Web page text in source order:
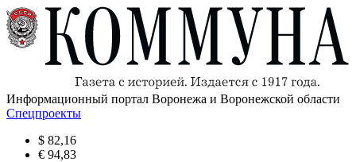
Информационный портал Воронежа и Воронежской области
Спецпроекты
$ 82,16
€ 94,83